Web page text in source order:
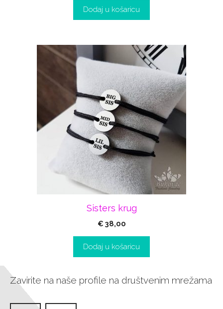
Dodaj u košaricu
Sisters krug
€ 38,00
Dodaj u košaricu
Zavirite na naše profile na društvenim mrežama